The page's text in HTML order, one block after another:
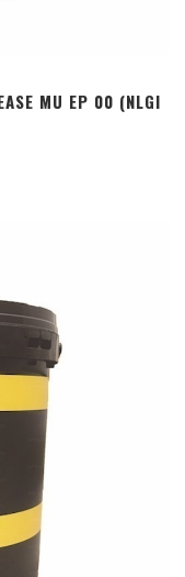
MU EP 00 (NLGI